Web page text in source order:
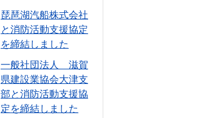
琵琶湖汽船株式会社
と消防活動支援協定
を締結しました
一般社団法人 滋賀
県建設業協会大津支
部と消防活動支援協
定を締結しました